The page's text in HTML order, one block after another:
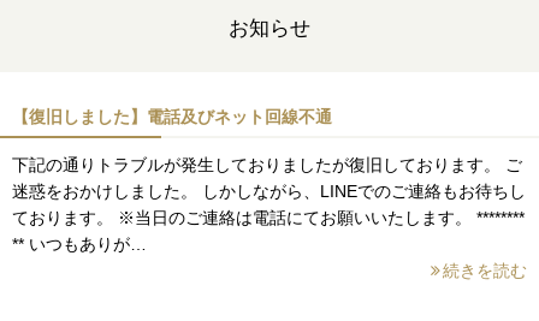
お知らせ
【復旧しました】電話及びネット回線不通
下記の通りトラブルが発生しておりましたが復旧しております。 ご
迷惑をおかけしました。 しかしながら、LINEでのご連絡もお待ちし
ております。 ※当日のご連絡は電話にてお願いいたします。 ********
** いつもありが…
続きを読む